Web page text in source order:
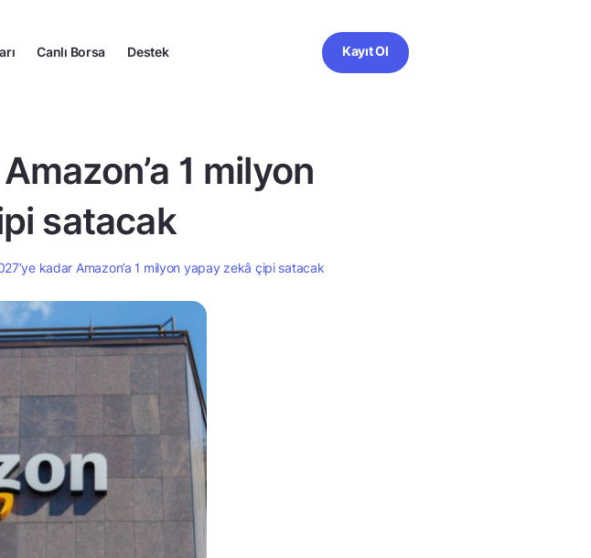
Canlı Borsa Destek Kayıt Ol
1 milyon
satacak
kadar Amazon’a 1 milyon yapay zekâ çipi satacak